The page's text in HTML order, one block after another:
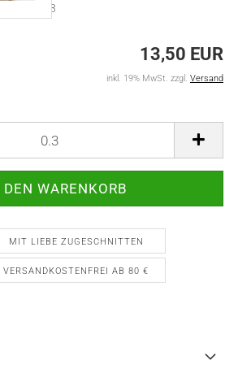
0,3
13,50 EUR
inkl. 19% MwSt. zzgl. Versand
MIT LIEBE ZUGESCHNITTEN
VERSANDKOSTENFREI AB 80 €